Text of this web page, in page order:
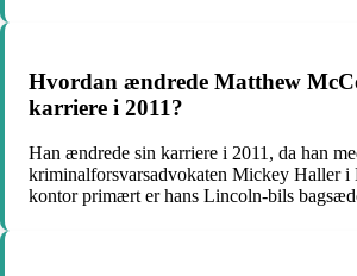
Hvordan ændrede Matthew
karriere i 2011?
Han ændrede sin karriere i 2011, da han
kriminalforsvarsadvokaten Mickey Haller i
kontor primært er hans Lincoln-bils